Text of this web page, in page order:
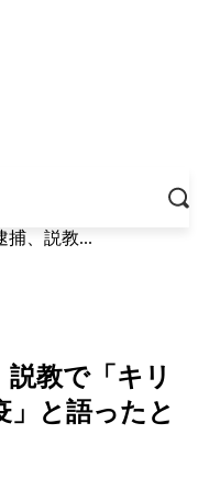
捕、説教...
教で「キリ
」と語ったと